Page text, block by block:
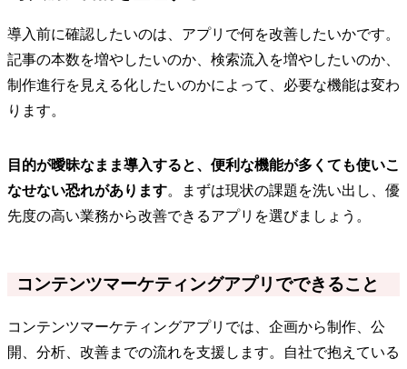
導入前に確認したいのは、アプリで何を改善したいかです。
記事の本数を増やしたいのか、検索流入を増やしたいのか、
制作進行を見える化したいのかによって、必要な機能は変わ
ります。
目的が曖昧なまま導入すると、便利な機能が多くても使いこ
なせない恐れがあります。まずは現状の課題を洗い出し、優
先度の高い業務から改善できるアプリを選びましょう。
コンテンツマーケティングアプリでできること
コンテンツマーケティングアプリでは、企画から制作、公
開、分析、改善までの流れを支援します。自社で抱えている